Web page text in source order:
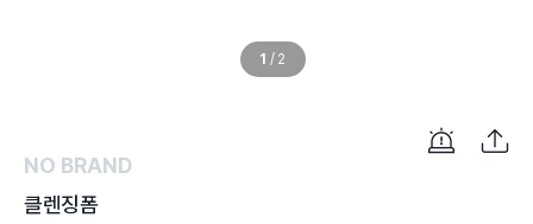
1 / 2
NO BRAND
클렌징폼